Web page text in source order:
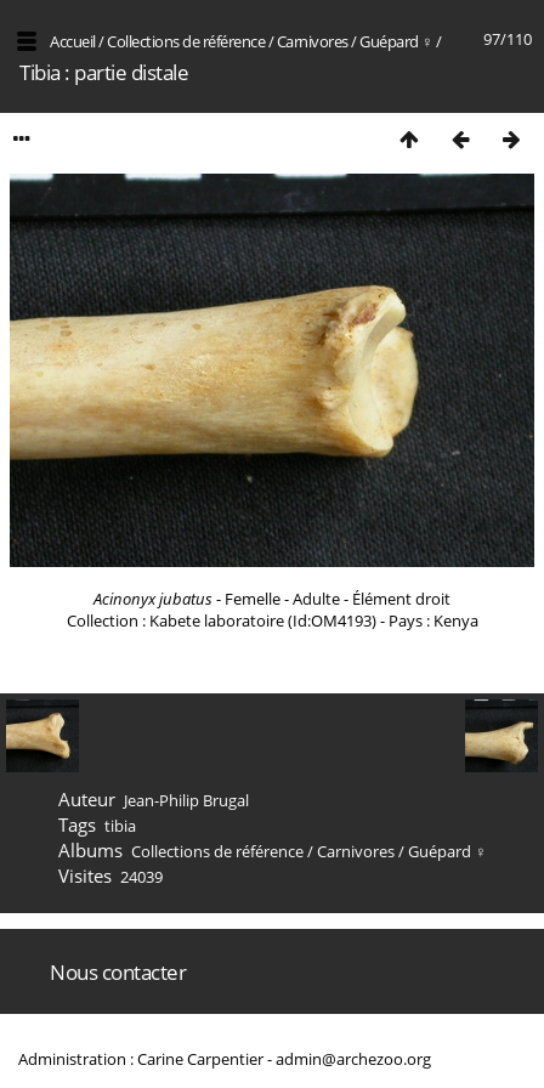
97/110
Accueil/Collections de référence/Carnivores/Guépard ♀ /
Tibia : partie distale
Acinonyx jubatus- Femelle - Adulte - Élément droit
Collection : Kabete laboratoire (Id:OM4193) - Pays : Kenya
Auteur Jean-Philip Brugal
Tags tibia
Albums Collections de référence/Carnivores/Guépard ♀
Visites 24039
Nous contacter
Administration : Carine Carpentier -admin@archezoo.org